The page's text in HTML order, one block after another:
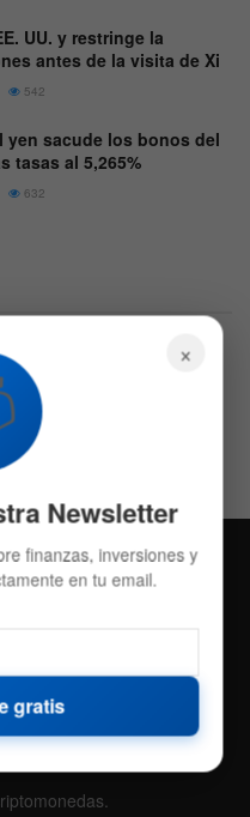
UU. y restringe la
antes de la visita de Xi
542
yen sacude los bonos del
tasas al 5,265%
632
×
Newsletter
finanzas, inversiones y
en tu email.
gratis